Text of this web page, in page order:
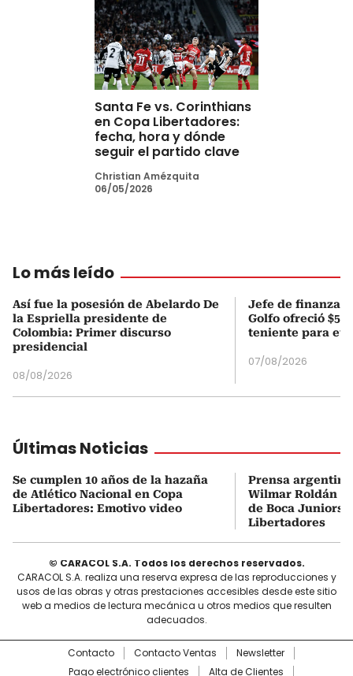
Santa Fe vs. Corinthians
en Copa Libertadores:
fecha, hora y dónde
seguir el partido clave
Christian Amézquita
06/05/2026
Lo más leído
Así fue la posesión de Abelardo De
la Espriella presidente de
Colombia: Primer discurso
presidencial
08/08/2026
Jefe de finanzas
Golfo ofreció
teniente para
07/08/2026
Últimas Noticias
Se cumplen 10 años de la hazaña
de Atlético Nacional en Copa
Libertadores: Emotivo video
Prensa
Wilmar Roldán
de Boca Juniors
Libertadores
© CARACOL S.A. Todos los derechos reservados.
CARACOL S.A. realiza una reserva expresa de las reproducciones y
usos de las obras y otras prestaciones accesibles desde este sitio
web a medios de lectura mecánica u otros medios que resulten
adecuados.
Contacto Contacto Ventas
Newsletter
Pago electrónico clientes
Alta de Clientes